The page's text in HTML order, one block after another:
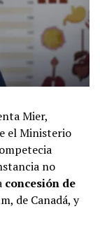
Mier,
el Ministerio
no
concesión de
de Canadá, y